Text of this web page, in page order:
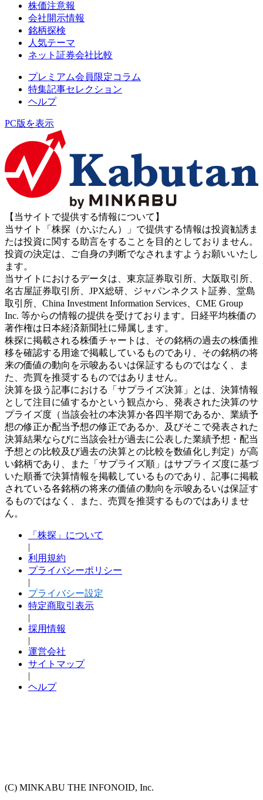
株価注意報
会社開示情報
銘柄探検
人気テーマ
ネット証券会社比較
プレミアム会員限定コラム
特集記事セレクション
ヘルプ
PC版を表示
【当サイトで提供する情報について】
当サイト「株探（かぶたん）」で提供する情報は投資勧誘ま
たは投資に関する助言をすることを目的としておりません。
投資の決定は、ご自身の判断でなされますようお願いいたし
ます。
当サイトにおけるデータは、東京証券取引所、大阪取引所、
名古屋証券取引所、JPX総研、ジャパンネクスト証券、堂島
取引所、China Investment Information Services、CME Group
Inc. 等からの情報の提供を受けております。日経平均株価の
著作権は日本経済新聞社に帰属します。
株探に掲載される株価チャートは、その銘柄の過去の株価推
移を確認する用途で掲載しているものであり、その銘柄の将
来の価値の動向を示唆あるいは保証するものではなく、ま
た、売買を推奨するものではありません。
決算を扱う記事における「サプライズ決算」とは、決算情報
として注目に値するかという観点から、発表された決算のサ
プライズ度（当該会社の本決算か各四半期であるか、業績予
想の修正か配当予想の修正であるか、及びそこで発表された
決算結果ならびに当該会社が過去に公表した業績予想・配当
予想との比較及び過去の決算との比較を数値化し判定）が高
い銘柄であり、また「サプライズ順」はサプライズ度に基づ
いた順番で決算情報を掲載しているものであり、記事に掲載
されている各銘柄の将来の価値の動向を示唆あるいは保証す
るものではなく、また、売買を推奨するものではありませ
ん。
「株探」について
|
利用規約
プライバシーポリシー
|
プライバシー設定
特定商取引表示
|
採用情報
|
運営会社
サイトマップ
|
ヘルプ
(C) MINKABU THE INFONOID, Inc.